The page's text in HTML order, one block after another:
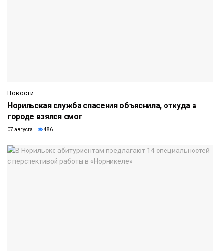
Новости
Норильская служба спасения объяснила, откуда в
городе взялся смог
07 августа 486